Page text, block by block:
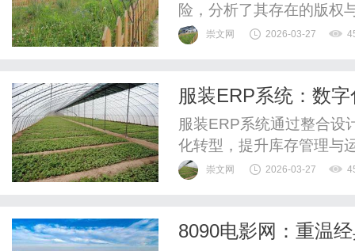
险，分析了其存在的版权
看影视内容，以支持产业
崇文网 2026-03-27
服装ERP系统：数
服装ERP系统通过整合设
化转型，提升库存管理与
决策，成为时尚行业应对
崇文网 2026-03-27
8090电影网：重温